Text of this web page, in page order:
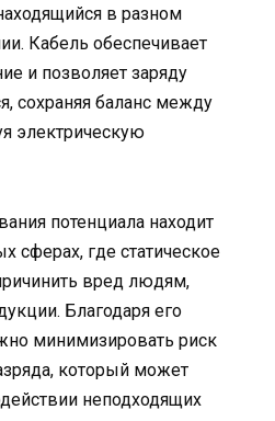
в разном
Кабель обеспечивает
и позволяет заряду
сохраняя баланс между
электрическую
потенциала находит
сферах, где статическое
вред людям,
Благодаря его
минимизировать риск
который может
неподходящих